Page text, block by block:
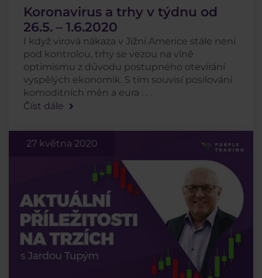
Koronavirus a trhy v týdnu od
26.5. – 1.6.2020
I když virová nákaza v Jižní Americe stále není
pod kontrolou, trhy se vezou na vlně
optimismu z důvodu postupného otevírání
vyspělých ekonomik. S tím souvisí posilování
komoditních měn a eura . . .
Číst dále
27 května 2020